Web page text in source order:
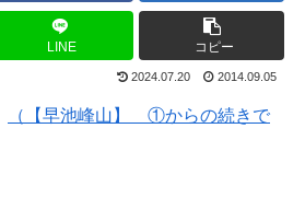
LINE コピー
2024.07.20 2014.09.05
（【早池峰山】 ①からの続きで